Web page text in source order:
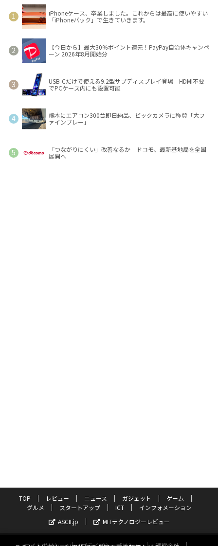
iPhoneケース、卒業しました。これからは最高に使いやすい
「iPhoneバック」で生きていきます。
【今日から】最大30％ポイント還元！PayPay自治体キャンペ
ーン 2026年8月開始分
USB-Cだけで使える9.2型サブディスプレイ登場 HDMI不要
でPCケース内にも設置可能
熊本にエアコン300台即日納品、ビックカメラに称賛「大フ
ァインプレー」
「つながりにくい」改善なるか ドコモ、最新基地局を全国
展開へ
TOP レビュー ニュース ガジェット
ゲーム
グルメ
スタートアップ ICT
インフォメーション
ASCII.jp
MITテクノロジーレビュー